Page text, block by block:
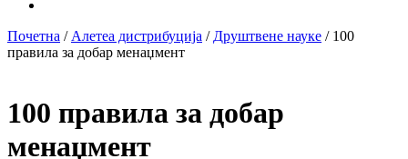
Почетна / Алетеа дистрибуција / Друштвене науке / 100
правила за добар менаџмент
100 правила за добар
менаџмент